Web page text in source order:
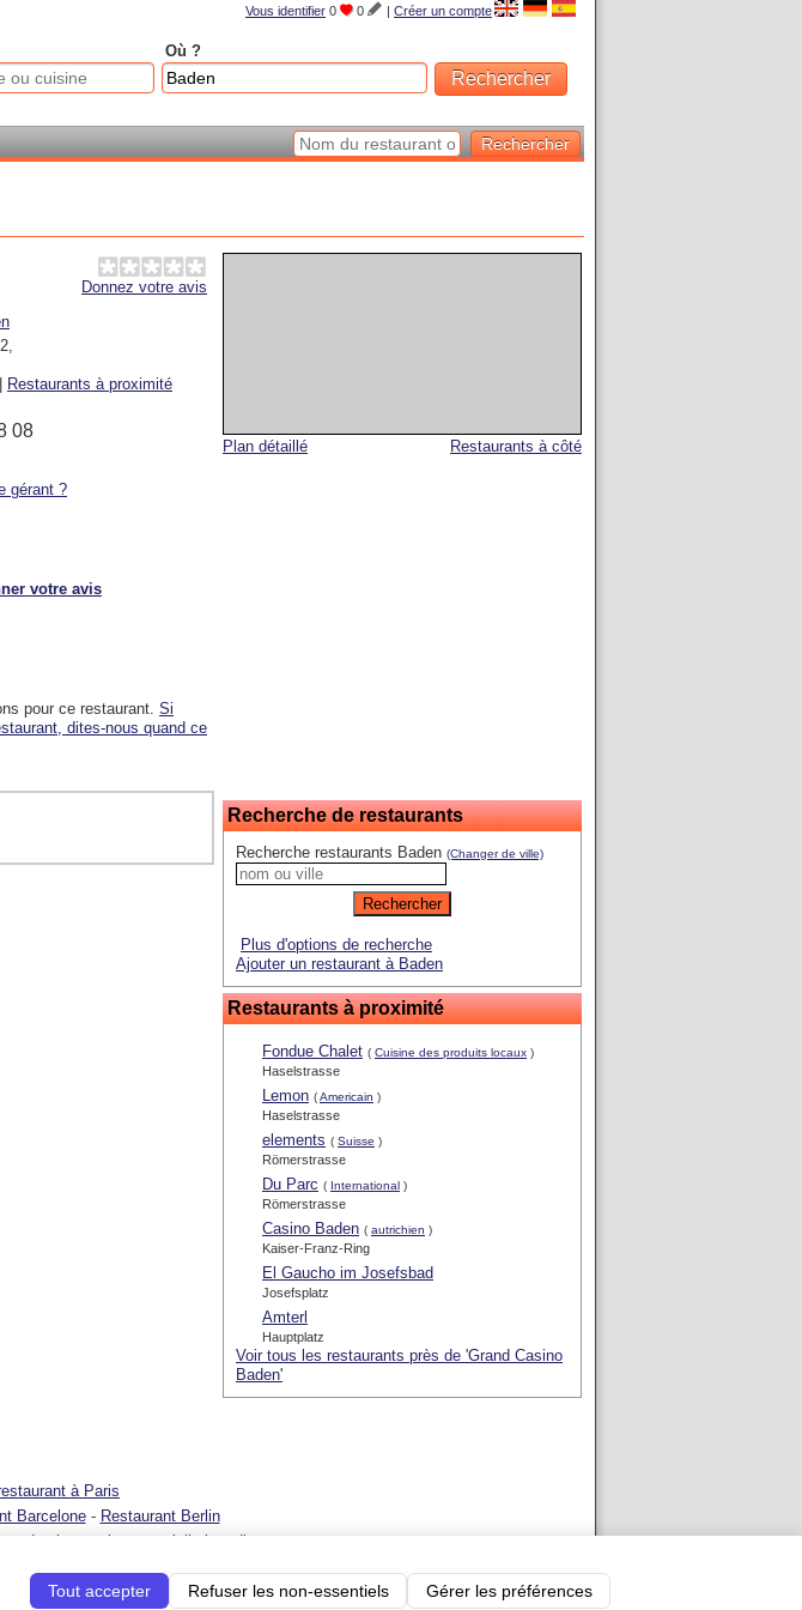
Vous identifier 0 0 | Créer un compte
Où ?
Restaurants à côté
Plan détaillé
Recherche de restaurants
Recherche restaurants Baden (Changer de ville)
Plus d'options de recherche
Ajouter un restaurant à Baden
Restaurants à proximité
Fondue Chalet ( Cuisine des produits locaux )
Haselstrasse
Lemon (Americain )
Haselstrasse
elements ( Suisse )
Römerstrasse
Du Parc ( International )
Römerstrasse
Casino Baden ( autrichien )
Kaiser-Franz-Ring
El Gaucho im Josefsbad
Josefsplatz
Amterl
Hauptplatz
Voir tous les restaurants près de 'Grand Casino
Baden'
Donnez votre avis
,
Restaurants à proximité
08
gérant ?
votre avis
pour ce restaurant. Si
dites-nous quand ce
à Paris
Barcelone- Restaurant Berlin
totale ou partielle interdite
la vie privée-Votre publicité sur SortirAuResto.com-SortirAuResto recrute
Tout accepter Refuser les non-essentiels Gérer les préférences